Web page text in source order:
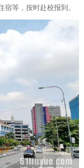
等，按时赴校报到。